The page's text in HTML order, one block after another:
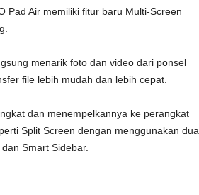
Pad Air memiliki fitur baru Multi-Screen
menarik foto dan video dari ponsel
file lebih mudah dan lebih cepat.
dan menempelkannya ke perangkat
Split Screen dengan menggunakan dua
Smart Sidebar.